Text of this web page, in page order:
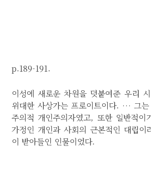
p.189-191.
이성에 새로운 차원을 덧붙여준 우리
위대한 사상가는 프로이트이다. … 그
주의적 개인주의자였고, 또한 일반적이
가정인 개인과 사회의 근본적인 대립이
이 받아들인 인물이었다.